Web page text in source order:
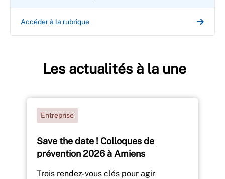
Accéder à la rubrique
Les actualités à la une
Save the date ! Colloques de
prévention 2026 à Amiens
Entreprise
Trois rendez-vous clés pour agir